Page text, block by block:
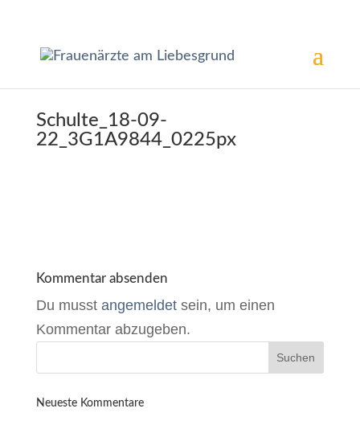
Schulte_18-09-
22_3G1A9844_0225px
Kommentar absenden
Du musst angemeldetsein, um einen
Kommentar abzugeben.
Neueste Kommentare